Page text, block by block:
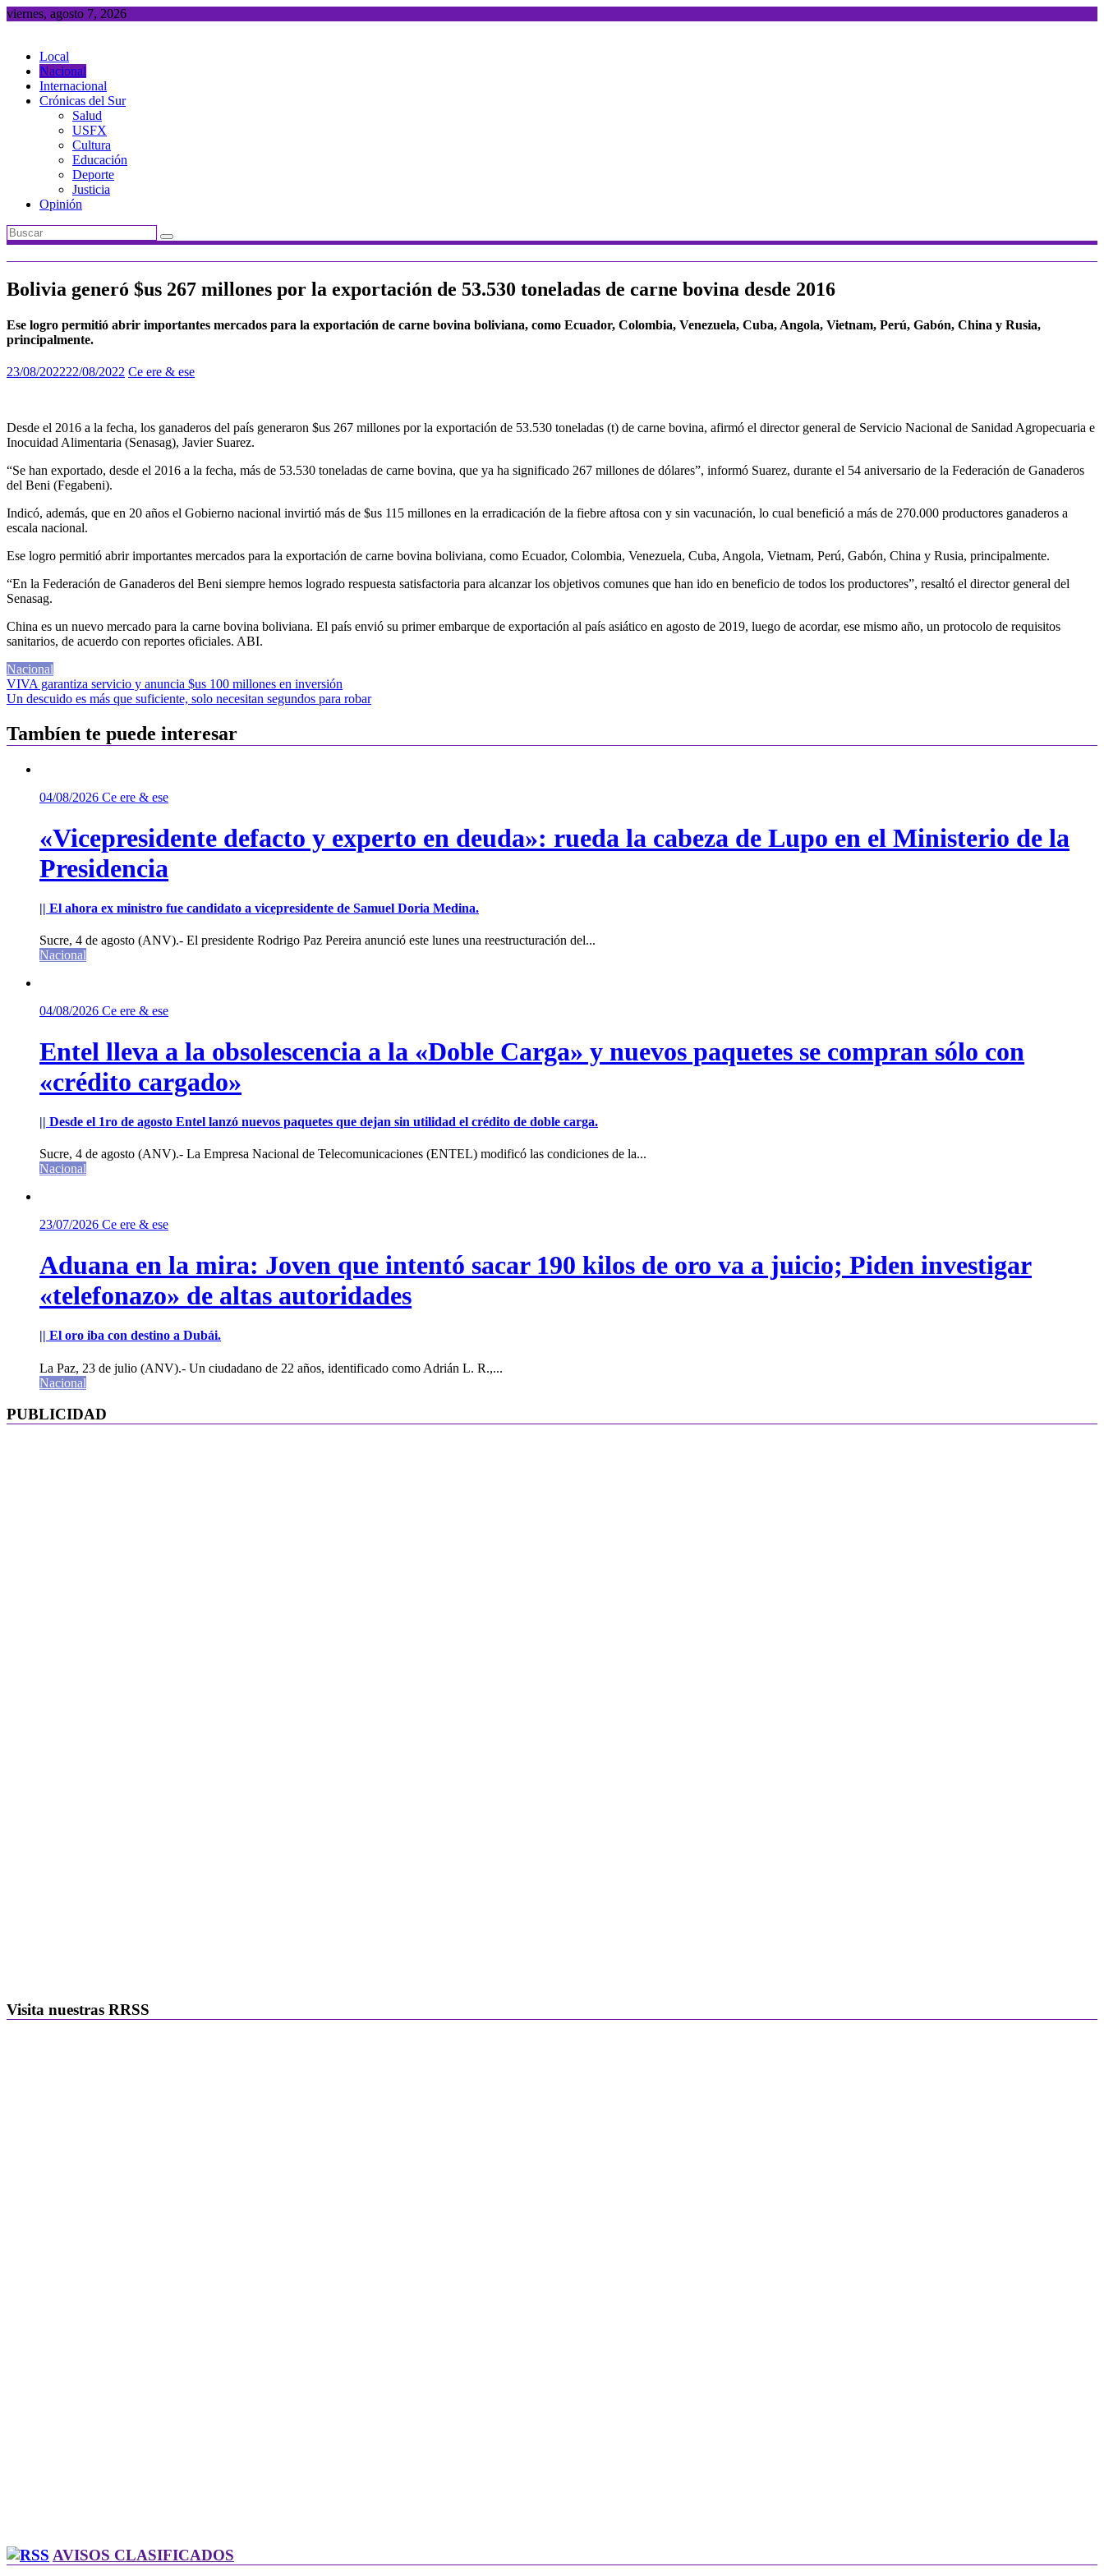
Saltar
viernes, agosto 7, 2026
Local
Nacional
Internacional
Crónicas del Sur
Salud
USFX
Cultura
Educación
Deporte
Justicia
Opinión
Bolivia generó $us 267 millones por la exportación de 53.530 toneladas de carne bovina desde 2016
Ese logro permitió abrir importantes mercados para la exportación de carne bovina boliviana, como Ecuador, Colombia, Venezuela, Cuba, Angola, Vietnam, Perú, Gabón, China y Rusia,
principalmente.
23/08/202222/08/2022 Ce ere & ese
Desde el 2016 a la fecha, los ganaderos del país generaron $us 267 millones por la exportación de 53.530 toneladas (t) de carne bovina, afirmó el director general de Servicio Nacional de Sanidad Agropecuaria e
Inocuidad Alimentaria (Senasag), Javier Suarez.
“Se han exportado, desde el 2016 a la fecha, más de 53.530 toneladas de carne bovina, que ya ha significado 267 millones de dólares”, informó Suarez, durante el 54 aniversario de la Federación de Ganaderos
del Beni (Fegabeni).
Indicó, además, que en 20 años el Gobierno nacional invirtió más de $us 115 millones en la erradicación de la fiebre aftosa con y sin vacunación, lo cual benefició a más de 270.000 productores ganaderos a
escala nacional.
Ese logro permitió abrir importantes mercados para la exportación de carne bovina boliviana, como Ecuador, Colombia, Venezuela, Cuba, Angola, Vietnam, Perú, Gabón, China y Rusia, principalmente.
“En la Federación de Ganaderos del Beni siempre hemos logrado respuesta satisfactoria para alcanzar los objetivos comunes que han ido en beneficio de todos los productores”, resaltó el director general del
Senasag.
China es un nuevo mercado para la carne bovina boliviana. El país envió su primer embarque de exportación al país asiático en agosto de 2019, luego de acordar, ese mismo año, un protocolo de requisitos
sanitarios, de acuerdo con reportes oficiales. ABI.
Nacional
Navegación
de
entradas
VIVA garantiza servicio y anuncia $us 100 millones en inversión
Un descuido es más que suficiente, solo necesitan segundos para robar
Tambíen te puede interesar
04/08/2026 Ce ere & ese
«Vicepresidente defacto y experto en deuda»: rueda la cabeza de Lupo en el Ministerio de la
Presidencia
|| El ahora ex ministro fue candidato a vicepresidente de Samuel Doria Medina.
Sucre, 4 de agosto (ANV).- El presidente Rodrigo Paz Pereira anunció este lunes una reestructuración del...
Nacional
04/08/2026 Ce ere & ese
Entel lleva a la obsolescencia a la «Doble Carga» y nuevos paquetes se compran sólo con
«crédito cargado»
|| Desde el 1ro de agosto Entel lanzó nuevos paquetes que dejan sin utilidad el crédito de doble carga.
Sucre, 4 de agosto (ANV).- La Empresa Nacional de Telecomunicaciones (ENTEL) modificó las condiciones de la...
Nacional
23/07/2026 Ce ere & ese
Aduana en la mira: Joven que intentó sacar 190 kilos de oro va a juicio; Piden investigar
«telefonazo» de altas autoridades
|| El oro iba con destino a Dubái.
La Paz, 23 de julio (ANV).- Un ciudadano de 22 años, identificado como Adrián L. R.,...
Nacional
PUBLICIDAD
Visita nuestras RRSS
AVISOS CLASIFICADOS